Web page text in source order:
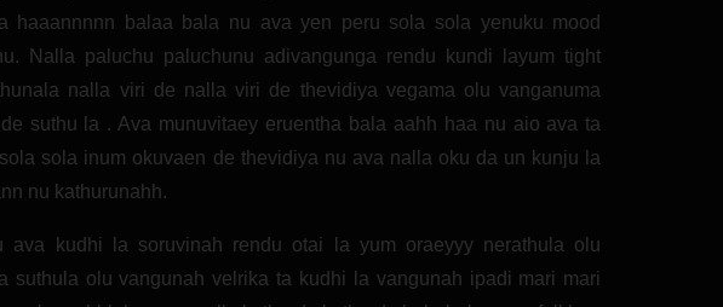
haaannnnn balaa bala nu ava yen peru sola sola yenuku mood
Nalla paluchu paluchunu adivangunga rendu kundi layum tight
nalla viri de nalla viri de thevidiya vegama olu vanganuma
suthu la . Ava munuvitaey eruentha bala aahh haa nu aio ava ta
sola inum okuvaen de thevidiya nu ava nalla oku da un kunju la
nu kathurunahh.
ava kudhi la soruvinah rendu otai la yum oraeyyy nerathula olu
suthula olu vangunah velrika ta kudhi la vangunah ipadi mari mari